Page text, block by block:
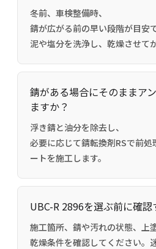
冬前、車検整備時、
錆が広がる前の早い段階が目安で
泥や塩分を洗浄し、乾燥させて
錆がある場合にそのままア
ますか？
浮き錆と油分を除去し、
必要に応じて錆転換剤RSで前処
ートを施工します。
UBC-R 2896を選ぶ前に確認
施工箇所、錆や汚れの状態、上
乾燥条件を確認してください。